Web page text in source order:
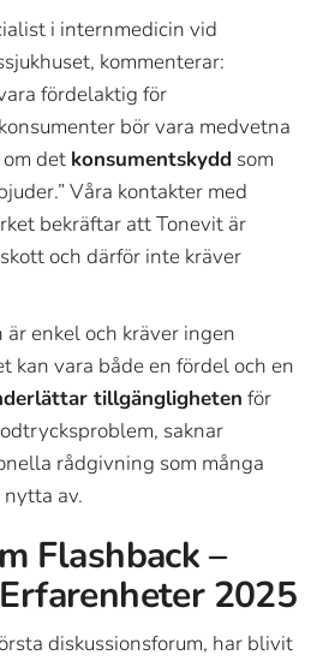
i internmedicin vid
kommenterar:
fördelaktig för
bör vara medvetna
det konsumentskydd som
Våra kontakter med
bekräftar att Tonevit är
och därför inte kräver
enkel och kräver ingen
kan vara både en fördel och en
tillgängligheten för
saknar
rådgivning som många
av.
Flashback –
2025
diskussionsforum, har blivit